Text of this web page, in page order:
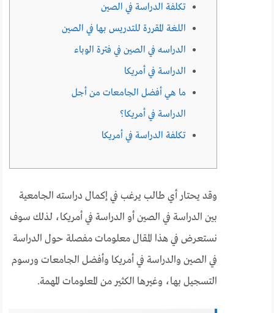
تكلفة الدراسة في الصين
اللغة المقررة للتدريس بها في الصين
الدراسه في الصين في فترة الوباء
الدراسة في أمريكا
ما هي أفضل الجامعات من أجل
الدراسة في أمريكا؟
تكلفة الدراسة في أمريكا
وقد يحتار أي طالب يرغب في إكمال دراسته الجامعية
بين الدراسة في الصين أو الدراسة في أمريكا، لذلك سوف
نستعرض في هذا المقال معلومات مفصلة حول الدراسة
في الصين والدراسة في أمريكا وأفضل الجامعات ورسوم
التسجيل بها، وغيرها الكثير من المعلومات المهمة.